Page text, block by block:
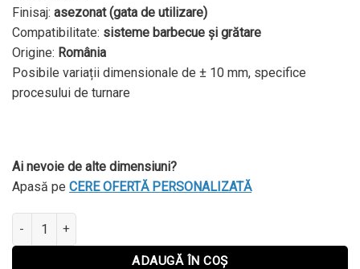
Finisaj: asezonat (gata de utilizare)
Compatibilitate: sisteme barbecue și grătare
Origine: România
Posibile variații dimensionale de ± 10 mm, specifice
procesului de turnare
Ai nevoie de alte dimensiuni?
Apasă pe CERE OFERTĂ PERSONALIZATĂ
Cantitate GRĂTAR DIN FONTĂ 410 x 300 mm
ADAUGĂ ÎN COȘ
Alternative: